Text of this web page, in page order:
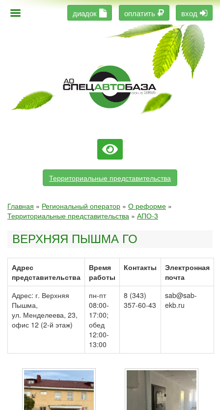
вход
оплатить
диадок
Территориальные представительства
Главная » Региональный оператор » О реформе »
Территориальные представительства » АПО-3
ВЕРХНЯЯ ПЫШМА ГО
Адрес
представительства
Время
работы
Контакты
Электронная
почта
Адрес: г. Верхняя
Пышма,
ул. Менделеева, 23,
офис 12 (2-й этаж)
пн-пт
08:00-
17:00;
обед
12:00-
13:00
8 (343)
357-60-43
sab@sab-
ekb.ru